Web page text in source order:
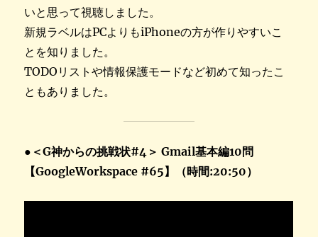
いと思って視聴しました。
新規ラベルはPCよりもiPhoneの方が作りやすいこ
とを知りました。
TODOリストや情報保護モードなど初めて知ったこ
ともありました。
● ＜G神からの挑戦状#4＞ Gmail基本編10問
【GoogleWorkspace #65】（時間:20:50）